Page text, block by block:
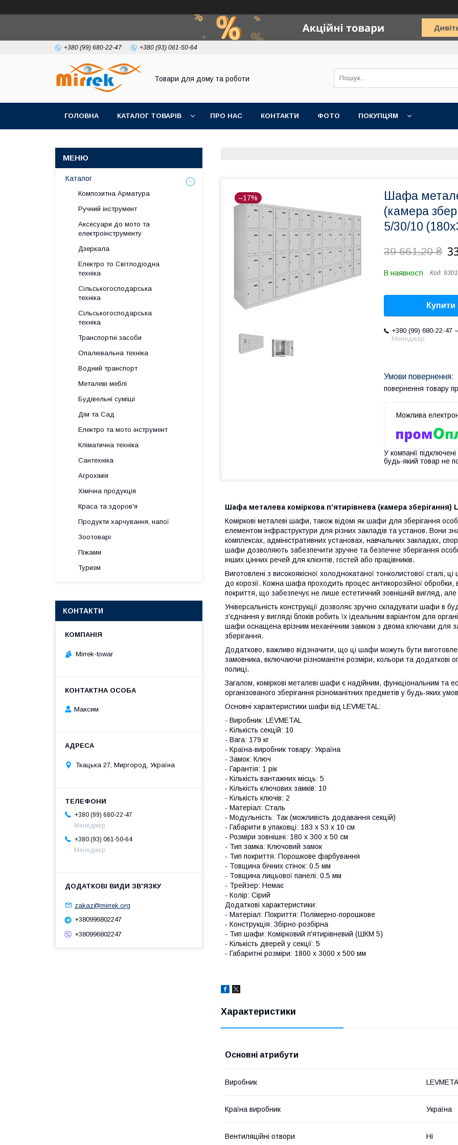
+380 (99) 680-22-47 +380 (93) 061-50-64
Товари для дому та роботи
ГОЛОВНА КАТАЛОГ ТОВАРІВ ПРО НАС КОНТАКТИ ФОТО ПОКУПЦЯМ
–17%
Шафа
(камера
5/30/10
39 661,20 ₴
В наявності Код:
Купити
+380 (99) 680-22-47
Менеджер
повернення товару
У компанії
будь-який товар не
Шафа металева коміркова п’ятирівнева (камера зберігання)
Коміркові металеві шафи, також відомі як шафи для зберігання
елементом інфраструктури для різних закладів та установ. Вони
комплексах, адміністративних установах, навчальних закладах,
шафи дозволяють забезпечити зручне та безпечне зберігання
інших цінних речей для клієнтів, гостей або працівників.
Виготовлені з високоякісної холоднокатаної тонколистової сталі,
до корозії. Кожна шафа проходить процес антикорозійної
покриття, що забезпечує не лише естетичний зовнішній вигляд,
Універсальність конструкції дозволяє зручно складувати шафи в
з'єднання у вигляді блоків робить їх ідеальним варіантом для
шафи оснащена врізним механічним замком з двома ключами для
зберігання.
Додатково, важливо відзначити, що ці шафи можуть бути
замовника, включаючи різноманітні розміри, кольори та додаткові
полиці.
Загалом, коміркові металеві шафи є надійним, функціональним та
організованого зберігання різноманітних предметів у будь-яких
Основні характеристики шафи від LEVMETAL:
- Виробник: LEVMETAL
- Кількість секцій: 10
- Вага: 179 кг
- Країна-виробник товару: Україна
- Замок: Ключ
- Гарантія: 1 рік
- Кількість вантажних місць: 5
- Кількість ключових замків: 10
- Кількість ключів: 2
- Матеріал: Сталь
- Модульність: Так (можливість додавання секцій)
- Габарити в упаковці: 183 х 53 х 10 см
- Розміри зовнішні: 180 х 300 х 50 см
- Тип замка: Ключовий замок
- Тип покриття: Порошкове фарбування
- Товщина бічних стінок: 0.5 мм
- Товщина лицьової панелі: 0.5 мм
- Трейзер: Немає
- Колір: Сірий
Додаткові характеристики:
- Матеріал: Покриття: Полімерно-порошкове
- Конструкція: Збірно-розбірна
- Тип шафи: Комірковий п'ятирівневий (ШКМ 5)
- Кількість дверей у секції: 5
- Габаритні розміри: 1800 х 3000 х 500 мм
Характеристики
Основні атрибути
Виробник
Країна виробник Україна
Вентиляційні отвори Ні
Каталог
Композитна Арматура
Ручний інструмент
Аксесуари до мото та
електроінструменту
Дзеркала
Електро то Світлодіодна
техніка
Сільськогосподарська
техніка
Сільськогосподарська
техніка
Транспортні засоби
Опалювальна техніка
Водний транспорт
Металеві меблі
Будівельні суміші
Дім та Сад
Електро та мото інструмент
Кліматична техніка
Сантехніка
Агрохімія
Хімічна продукція
Краса та здоров'я
Продукти харчування, напої
Зоотоварі
Піжами
Туризм
КОНТАКТИ
Mirrek-towar
Максим
Ткацька 27, Миргород, Україна
+380 (99) 680-22-47
Менеджер
+380 (93) 061-50-64
Менеджер
zakaz@mirrek.org
+380996802247
+380996802247